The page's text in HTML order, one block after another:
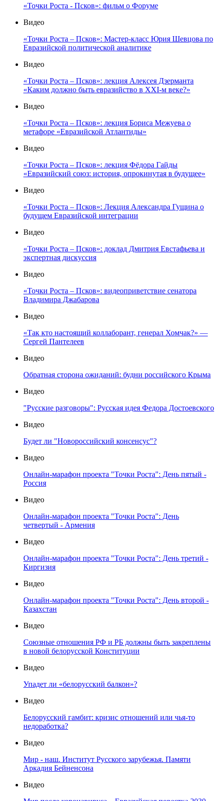
«Точки Роста - Псков»: фильм о Форуме
Видео
«Точки Роста – Псков»: Мастер-класс Юрия Шевцова по
Евразийской политической аналитике
Видео
«Точки Роста – Псков»: лекция Алексея Дзерманта
«Каким должно быть евразийство в XXI-м веке?»
Видео
«Точки Роста – Псков»: лекция Бориса Межуева о
метафоре «Евразийской Атлантиды»
Видео
«Точки Роста – Псков»: лекция Фёдора Гайды
«Евразийский союз: история, опрокинутая в будущее»
Видео
«Точки Роста – Псков»: Лекция Александра Гущина о
будущем Евразийской интеграции
Видео
«Точки Роста – Псков»: доклад Дмитрия Евстафьева и
экспертная дискуссия
Видео
«Точки Роста – Псков»: видеоприветствие сенатора
Владимира Джабарова
Видео
«Так кто настоящий коллаборант, генерал Хомчак?» —
Сергей Пантелеев
Видео
Обратная сторона ожиданий: будни российского Крыма
Видео
"Русские разговоры": Русская идея Федора Достоевского
Видео
Будет ли "Новороссийский консенсус"?
Видео
Онлайн-марафон проекта "Точки Роста": День пятый -
Россия
Видео
Онлайн-марафон проекта "Точки Роста": День
четвертый - Армения
Видео
Онлайн-марафон проекта "Точки Роста": День третий -
Киргизия
Видео
Онлайн-марафон проекта "Точки Роста": День второй -
Казахстан
Видео
Союзные отношения РФ и РБ должны быть закреплены
в новой белорусской Конституции
Видео
Упадет ли «белорусский балкон»?
Видео
Белорусский гамбит: кризис отношений или чья-то
недоработка?
Видео
Мир - наш. Институт Русского зарубежья. Памяти
Аркадия Бейненсона
Видео